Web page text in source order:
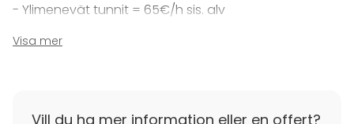
- Ylimenevät tunnit = 65€/h sis. alv
Hinnat sisältävät alv:n 25.5%. Yleishyödyllisille
Visa mer
Vill du ha mer information eller en offert?